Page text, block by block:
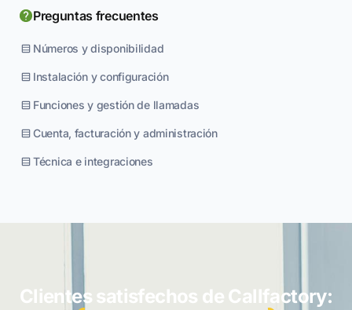
Preguntas frecuentes
Números y disponibilidad
Instalación y configuración
Funciones y gestión de llamadas
Cuenta, facturación y administración
Técnica e integraciones
Clientes satisfechos de Callfactory: